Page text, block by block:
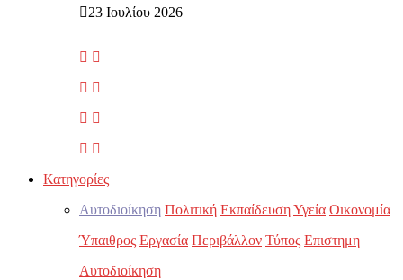
23 Ιουλίου 2026
Κατηγορίες
Αυτοδιοίκηση Πολιτική ΕκπαίδευσηΥγεία Οικονομία
Ύπαιθρος Εργασία Περιβάλλον Τύπος Επιστημη
Αυτοδιοίκηση